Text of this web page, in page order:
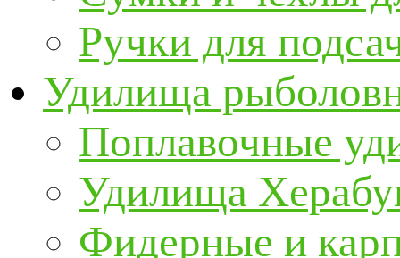
Ручки для
Удилища
Поплавочные
Удилища
Фидерные и